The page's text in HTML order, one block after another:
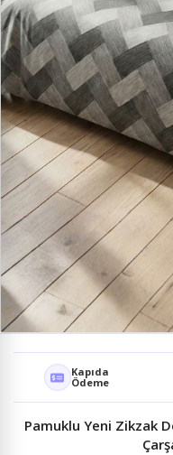
Kapıda
Ödeme
Pamuklu Yeni Zikzak